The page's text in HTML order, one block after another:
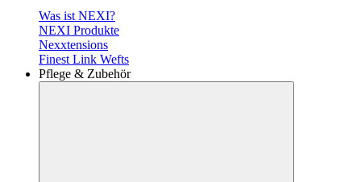
Was ist NEXI?
NEXI Produkte
Nexxtensions
Finest Link Wefts
Pflege & Zubehör